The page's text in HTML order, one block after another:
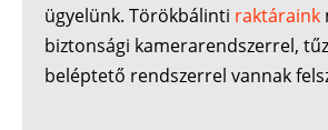
ügyelünk. Törökbálinti raktáraink
biztonsági kamerarendszerrel,
beléptető rendszerrel vannak